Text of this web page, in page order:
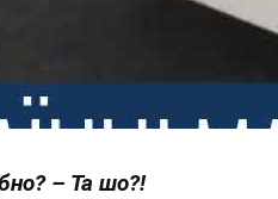
– Та шо?!